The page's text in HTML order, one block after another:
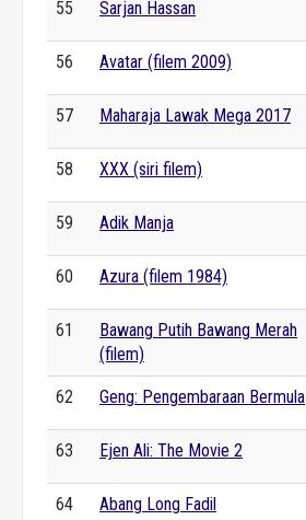
55 Sarjan Hassan
56 Avatar (filem 2009)
57 Maharaja Lawak Mega 2017
58 XXX (siri filem)
59 Adik Manja
60 Azura (filem 1984)
61
Bawang Putih Bawang Merah
(filem)
62 Geng: Pengembaraan Bermula
63 Ejen Ali: The Movie 2
64 Abang Long Fadil